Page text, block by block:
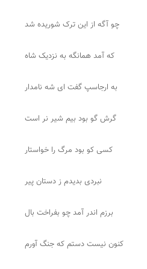
چو آگه از این ترک شوریده شد
که آمد همانگه به نزدیک شاه
به ارجاسپ گفت ای شه نامدار
گرش گو بود بیم شیر نر است
کسی کو بود مرگ را خواستار
نبردی بدیدم ز دستان پیر
برزم اندر آمد چو بفراخت بال
کنون نیست دستم که جنگ آورم